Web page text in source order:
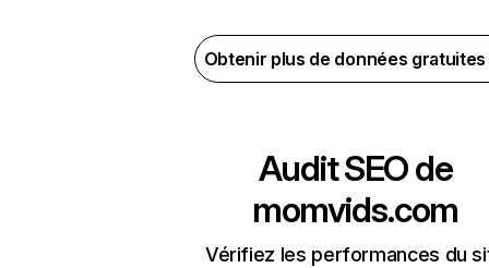
Obtenir plus de données
Audit SEO de
momvids.com
Vérifiez les performances du